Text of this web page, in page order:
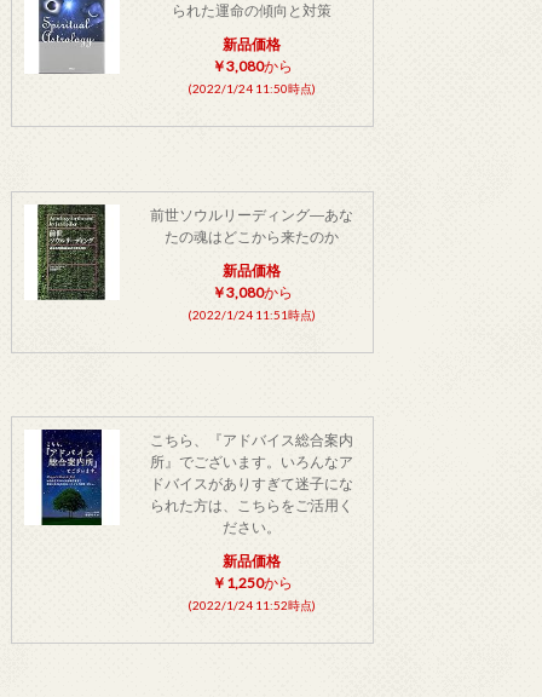
られた運命の傾向と対策
新品価格
￥3,080から
(2022/1/24 11:50時点)
前世ソウルリーディング―あな
たの魂はどこから来たのか
新品価格
￥3,080から
(2022/1/24 11:51時点)
こちら、『アドバイス総合案内
所』でございます。いろんなア
ドバイスがありすぎて迷子にな
られた方は、こちらをご活用く
ださい。
新品価格
￥1,250から
(2022/1/24 11:52時点)